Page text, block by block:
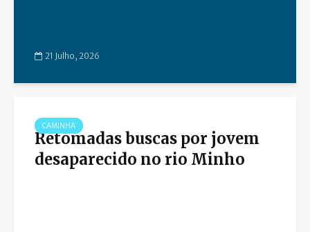
21 Julho, 2026
CAMINHA
Retomadas buscas por jovem
desaparecido no rio Minho